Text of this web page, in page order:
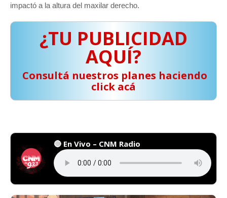
impactó a la altura del maxilar derecho.
¿TU PUBLICIDAD
AQUÍ?
️ Consultá nuestros planes haciendo
click acá
🔴 En Vivo – CNM Radio